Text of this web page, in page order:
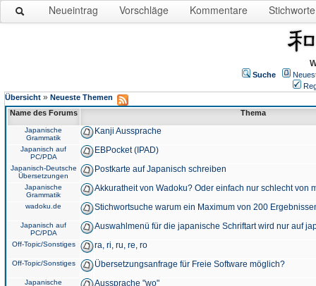
Neueintrag Vorschläge Kommentare Stichworte
Suche
Übersicht » Neueste Themen
Name des Forums
Thema
Japanische
Grammatik
Kanji Aussprache
Japanisch auf
PC/PDA
EBPocket (IPAD)
Japanisch-Deutsche
Übersetzungen
Postkarte auf Japanisch schreiben
Japanische
Grammatik
Akkuratheit von Wadoku? Oder einfach nur schlecht von
wadoku.de Stichwortsuche warum ein Maximum von 200
Japanisch auf
PC/PDA
Auswahlmenü für die japanische Schriftart wird nur auf
Off-Topic/Sonstiges ra, ri, ru, re, ro
Off-Topic/Sonstiges Übersetzungsanfrage für Freie Software möglich?
Japanische
Aussprache "wo"